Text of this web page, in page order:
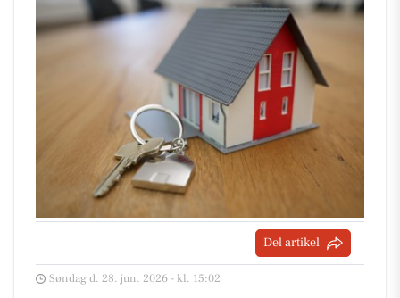
Del artikel
Søndag d. 28. jun. 2026 - kl. 15:02